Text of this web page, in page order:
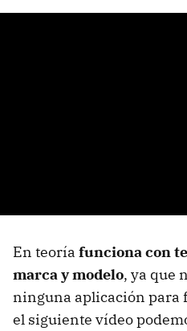
En teoría funciona con
marca y modelo, ya que
ninguna aplicación para
el siguiente vídeo